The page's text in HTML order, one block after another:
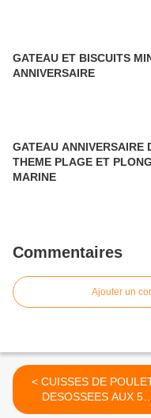
GATEAU ET BISCUITS
ANNIVERSAIRE
GATEAU ANNIVERSAIRE
THEME PLAGE ET
MARINE
Commentaires
Ajouter un
< CUISSES DE POULET
DESOSSEES AUX 5
EPICES